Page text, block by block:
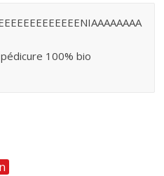
100% bio